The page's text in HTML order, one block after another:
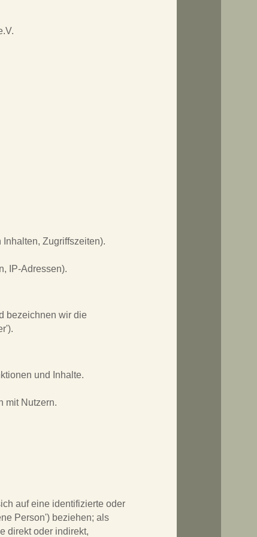
Zugriffszeiten).
IP-Adressen).
bezeichnen wir die
und Inhalte.
mit Nutzern.
auf eine identifizierte oder
Person') beziehen; als
direkt oder indirekt,